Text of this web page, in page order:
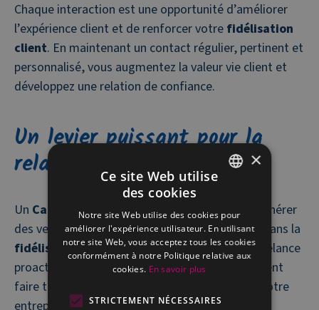
Chaque interaction est une opportunité d’améliorer
l’expérience client et de renforcer votre fidélisation
client. En maintenant un contact régulier, pertinent et
personnalisé, vous augmentez la valeur vie client et
développez une relation de confiance.
Un levier puissant pour la
relation client
Un Call centerperformant ne se limite pas à générer
des ventes. Il joue également un rôle essentiel dans la
fidélisation client. Un appel après achat, une relance
proactive ou une simple prise de nouvelles peuvent
faire toute la différence dans la perception de votre
entreprise.
DUTCH
×
Ce site Web utilise
des cookies
Notre site Web utilise des cookies pour
améliorer l'expérience utilisateur. En utilisant
notre site Web, vous acceptez tous les cookies
conformément à notre Politique relative aux
cookies. En savoir plus
STRICTEMENT NÉCESSAIRES